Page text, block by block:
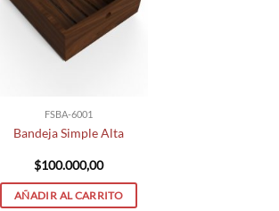
FSBA-6001
Bandeja Simple Alta
$100.000,00
AÑADIR AL CARRITO